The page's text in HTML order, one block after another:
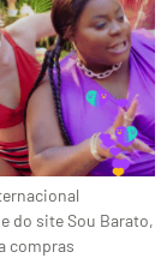
do site Sou Barato,
compras